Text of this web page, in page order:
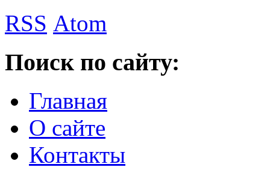
RSS Atom
Поиск по сайту:
Главная
О сайте
Контакты